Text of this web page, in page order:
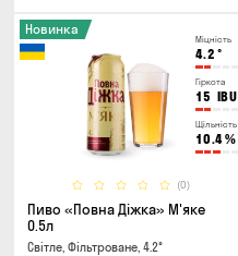
Міцність
4.2 °
Гіркота
15 IBU
Щільність
10.4%
(0)
Новинка
Пиво «Повна Діжка» М'яке
0.5л
Світле, Фільтроване, 4.2°